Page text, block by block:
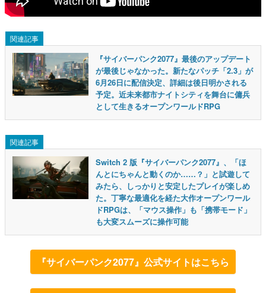
関連記事
『サイバーパンク2077』最後のアップデート
が最後じゃなかった。新たなパッチ「2.3」が
6月26日に配信決定、詳細は後日明かされる
予定。近未来都市ナイトシティを舞台に傭兵
として生きるオープンワールドRPG
関連記事
Switch 2 版『サイバーパンク2077』、「ほ
んとにちゃんと動くのか……？」と試遊して
みたら、しっかりと安定したプレイが楽しめ
た。丁寧な最適化を経た大作オープンワール
ドRPGは、「マウス操作」も「携帯モード」
も大変スムーズに操作可能
『サイバーパンク2077』公式サイトはこちら